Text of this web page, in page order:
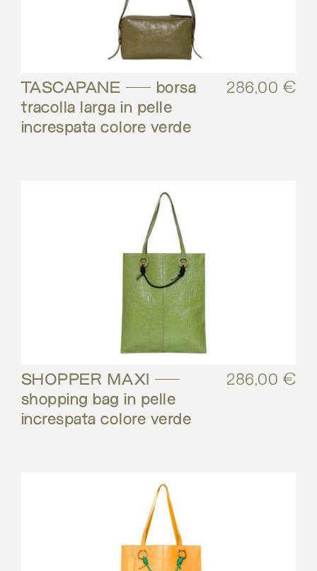
TASCAPANE – borsa
tracolla larga in pelle
increspata colore verde
286,00 €
SHOPPER MAXI –
shopping bag in pelle
increspata colore verde
286,00 €